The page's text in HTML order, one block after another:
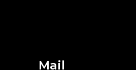
Mail